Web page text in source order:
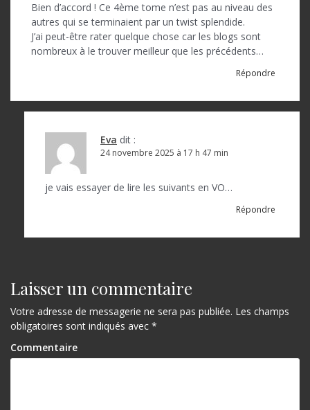
a
Bien d’accord ! Ce 4ème tome n’est pas au niveau des
autres qui se terminaient par un twist splendide.
J’ai peut-être rater quelque chose car les blogs sont
nombreux à le trouver meilleur que les précédents…
Répondre
Eva dit :
24 novembre 2025 à 17 h 47 min
je vais essayer de lire les suivants en VO…
Répondre
Laisser un commentaire
Votre adresse de messagerie ne sera pas publiée. Les champs
obligatoires sont indiqués avec *
Commentaire